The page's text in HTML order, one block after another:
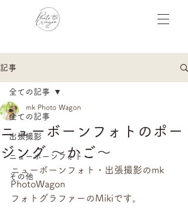
記事
全ての記事
出張撮影
ニューボーンフォト
その他
全ての記事
ニューボーンフォトのポー
ジング 〜かご〜
mk Photo Wagon
ニューボーンフォト・出張撮影のmk
PhotoWagon
フォトグラファーのMikiです。